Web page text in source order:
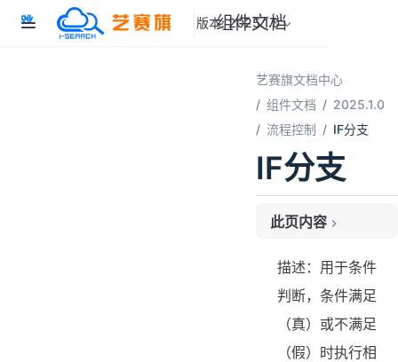
跳
版本: 2025.1.0
组件文档
艺赛旗文档中心
组件文档
2025.1.0
流程控制
IF分支
IF分支
此页内容
通用属性
目标属性
流程引脚
使用示例
描述：用于条件
判断，条件满足
（真）或不满足
（假）时执行相